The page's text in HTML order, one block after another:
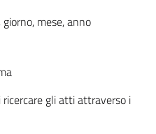
mese, anno
gli atti attraverso i